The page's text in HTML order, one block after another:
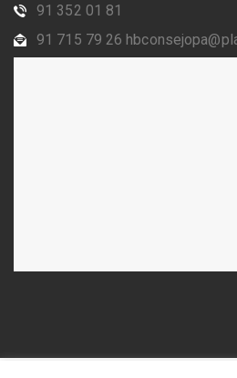
91 352 01 81
91 715 79 26